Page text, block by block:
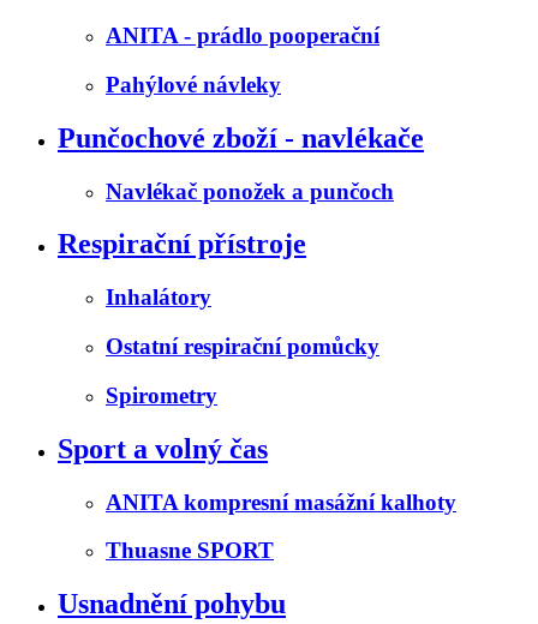
ANITA - prádlo pooperační
Pahýlové návleky
Punčochové zboží - navlékače
Navlékač ponožek a punčoch
Respirační přístroje
Inhalátory
Ostatní respirační pomůcky
Spirometry
Sport a volný čas
ANITA kompresní masážní kalhoty
Thuasne SPORT
Usnadnění pohybu